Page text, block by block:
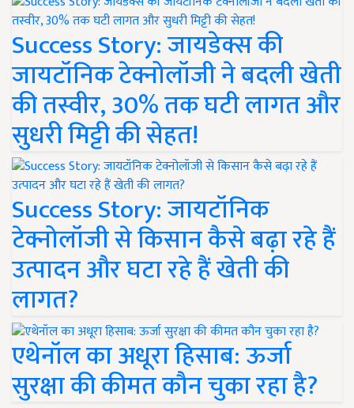
Success Story: जायडेक्स की
जायटॉनिक टेक्नोलॉजी ने बदली खेती
की तस्वीर, 30% तक घटी लागत और
सुधरी मिट्टी की सेहत!
Success Story: जायटॉनिक
टेक्नोलॉजी से किसान कैसे बढ़ा रहे हैं
उत्पादन और घटा रहे हैं खेती की
लागत?
एथेनॉल का अधूरा हिसाब: ऊर्जा
सुरक्षा की कीमत कौन चुका रहा है?